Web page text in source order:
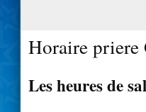
Horaire
Les heures de